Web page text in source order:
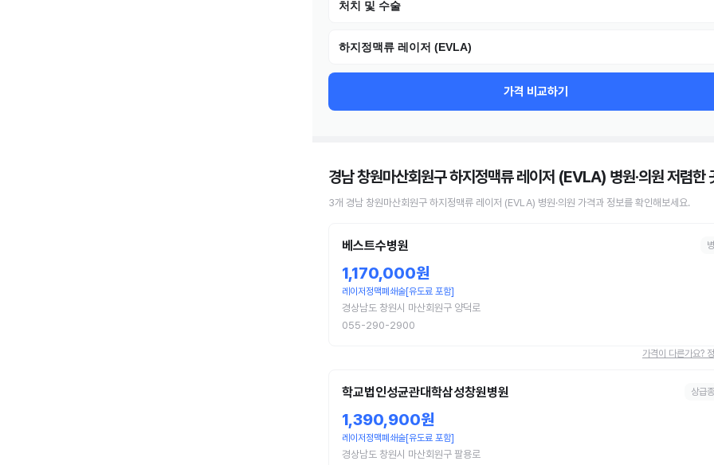
처치 및 수술
하지정맥류 레이저 (EVLA)
가격 비교하기
경남 창원마산회원구 하지정맥류 레이저 (EVLA) 병원·의원저렴한
3개 경남 창원마산회원구 하지정맥류 레이저 (EVLA) 병원·의원 가격과 정보를 확인해보세요.
베스트수병원
1,170,000원
레이저정맥폐쇄술[유도료 포함]
경상남도 창원시 마산회원구 양덕로
055-290-2900
가격이 다른가요?
학교법인성균관대학삼성창원병원 상급
1,390,900원
레이저정맥폐쇄술[유도료 포함]
경상남도 창원시 마산회원구 팔용로